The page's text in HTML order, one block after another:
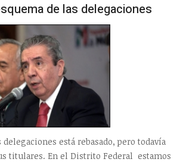
de las delegaciones
delegaciones está rebasado, pero todavía
titulares. En el Distrito Federal estamos